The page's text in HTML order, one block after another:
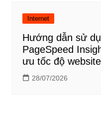
Internet
Hướng dẫn sử
PageSpeed
ưu tốc độ website
28/07/2026